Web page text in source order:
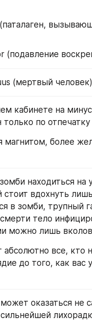
(подавление
(мертвый
по отпечатку
стоит вдохнуть
в зомби, трупный
тело
можно лишь
до того, как вас
оказаться не